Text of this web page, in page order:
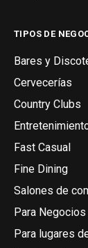
TIPOS DE
Bares y
Cervecerías
Country Clubs
Fast Casual
Fine Dining
Salones de
Para
Para lugares